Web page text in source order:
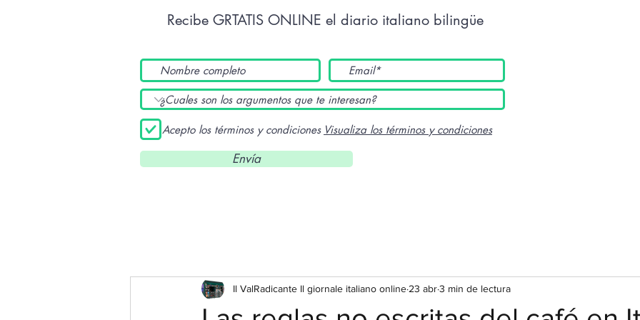
Recibe GRTATIS ONLINE el diario italiano bilingüe
Acepto los términos y condiciones Visualiza los términos y condiciones
Envía
Il ValRadicante Il giornale italiano online 23 abr3 min de lectura